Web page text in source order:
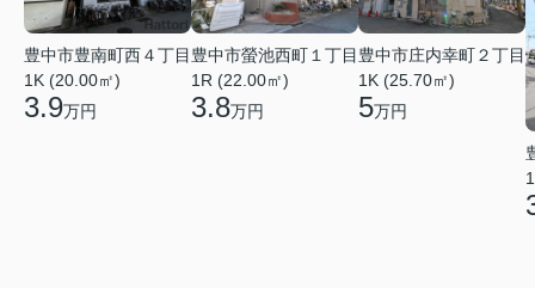
豊中市豊南町西４丁目
1K (20.00㎡)
3.9万円
豊中市螢池西町１丁目
1R (22.00㎡)
3.8万円
豊中市庄内幸町２丁目
1K (25.70㎡)
5万円